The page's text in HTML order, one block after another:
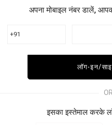
अपना मोबाइल नंबर डालें,
+91
लॉग-इन/
OR
इसका इस्तेमाल करके